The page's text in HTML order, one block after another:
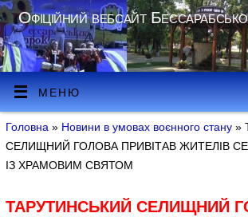
Офіційний вебсайт
МЕНЮ
Головна » Новини в умовах воєнного стану »
СЕЛИЩНИЙ ГОЛОВА ПРИВІТАВ ЖИТЕЛІВ
ІЗ ХРАМОВИМ СВЯТОМ
ТАРУТИНСЬКИЙ СЕЛИЩНИЙ